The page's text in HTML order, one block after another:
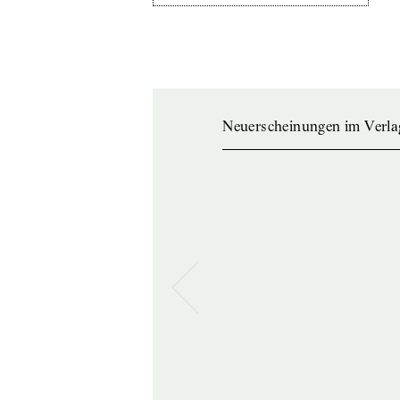
Neuerscheinungen im